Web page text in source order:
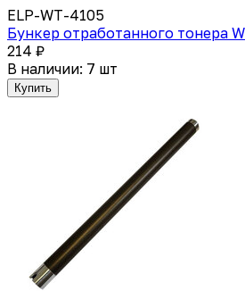
ELP-WT-4105
Бункер отработанного тонера
214 ₽
В наличии: 7 шт
Купить